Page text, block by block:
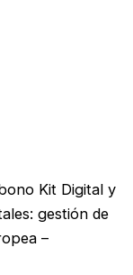
Kit Digital y
gestión de
–